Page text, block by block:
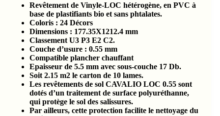
Revêtement de Vinyle-LOC hétérogène, en PVC à
base de plastifiants bio et sans phtalates.
Coloris : 24 Décors
Dimensions : 177.35X1212.4 mm
Classement U3 P3 E2 C2.
Couche d’usure : 0.55 mm
Compatible plancher chauffant
Epaisseur de 5.5 mm avec sous-couche 17 Db.
Soit 2.15 m2 le carton de 10 lames.
Les revêtements de sol CAVALIO LOC 0.55 sont
dotés d’un traitement de surface polyuréthanne,
qui protège le sol des salissures.
Par ailleurs, cette protection facilite le nettoyage du